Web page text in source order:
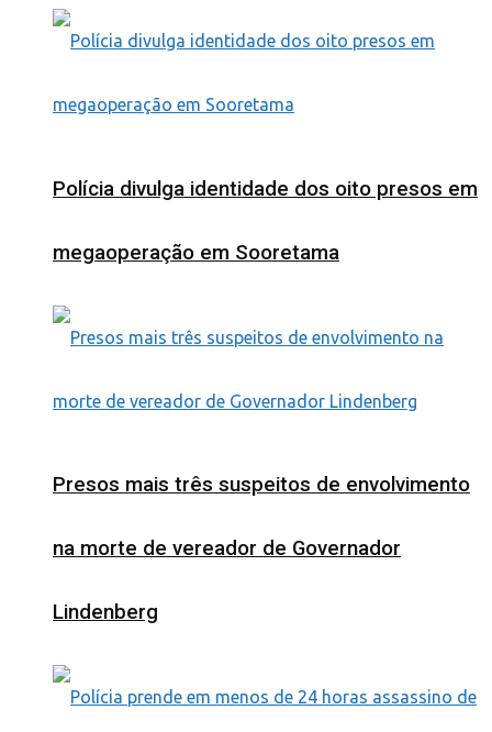
Polícia divulga identidade dos oito presos em
megaoperação em Sooretama
Presos mais três suspeitos de envolvimento
na morte de vereador de Governador
Lindenberg